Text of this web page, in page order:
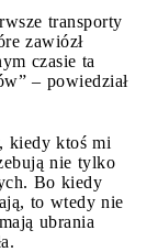
transporty
zawiózł
czasie ta
– powiedział
kiedy ktoś mi
nie tylko
Bo kiedy
to wtedy nie
ubrania